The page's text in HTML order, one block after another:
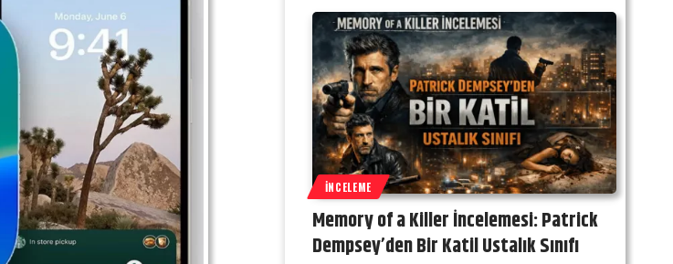
İNCELEME
Memory of a Killer İncelemesi: Patrick
Dempsey’den Bir Katil Ustalık Sınıfı